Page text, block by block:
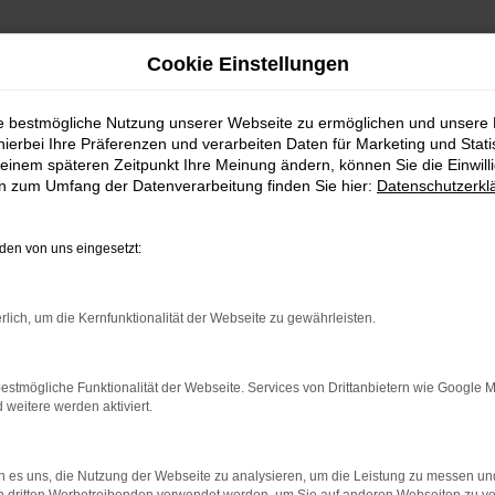
mit Lieferservice nach Waiblingen
mit Lieferservice nach
Kamiq
Mobilität in Waiblingen kaum bewerkstelligen. Das Modell
Hinzu kommt, dass wir beim Autohaus Sorg Ihren Škoda
Gebrauchtwagen, der in der Verkauf gelangt im Vorfeld
ein voll funktionstüchtiges Fahrzeug erhalten. Freuen Sie sich
Cookie Einstellungen
bestmögliche Nutzung unserer Webseite zu ermöglichen und unsere
Ihre Präferenzen und verarbeiten Daten für Marketing und
späteren Zeitpunkt Ihre Meinung ändern, können Sie die
zum Umfang der Datenverarbeitung finden Sie hier:
von uns eingesetzt:
um die Kernfunktionalität der Webseite zu gewährleisten.
Funktionalität der Webseite. Services von Drittanbietern wie Google
weitere werden aktiviert.
es uns, die Nutzung der Webseite zu analysieren, um die Leistung zu messen